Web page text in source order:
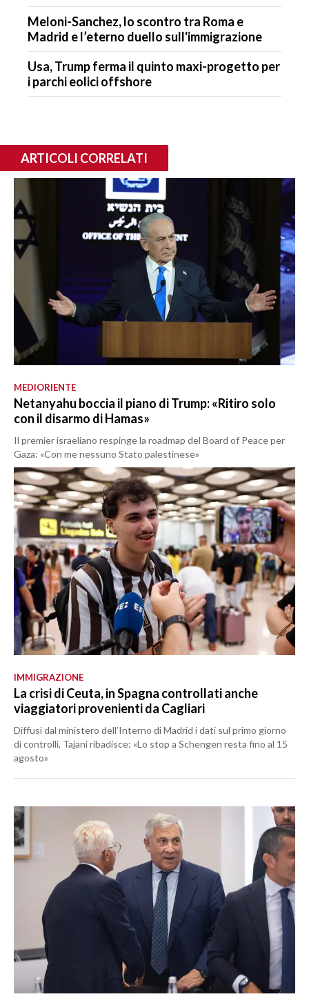
Meloni-Sanchez, lo scontro tra Roma e
Madrid e l’eterno duello sull'immigrazione
Usa, Trump ferma il quinto maxi-progetto per
i parchi eolici offshore
ARTICOLI CORRELATI
MEDIORIENTE
Netanyahu boccia il piano di Trump: «Ritiro solo
con il disarmo di Hamas»
Il premier israeliano respinge la roadmap del Board of Peace per
Gaza: «Con me nessuno Stato palestinese»
IMMIGRAZIONE
La crisi di Ceuta, in Spagna controllati anche
viaggiatori provenienti da Cagliari
Diffusi dal ministero dell’Interno di Madrid i dati sul primo giorno
di controlli, Tajani ribadisce: «Lo stop a Schengen resta fino al 15
agosto»